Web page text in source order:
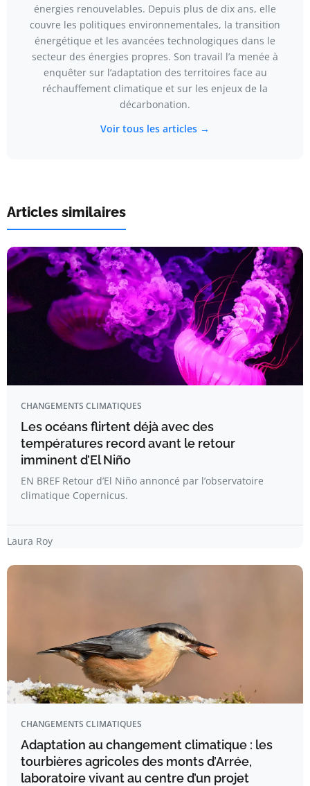
énergies renouvelables. Depuis plus de dix ans, elle
couvre les politiques environnementales, la transition
énergétique et les avancées technologiques dans le
secteur des énergies propres. Son travail l’a menée à
enquêter sur l’adaptation des territoires face au
réchauffement climatique et sur les enjeux de la
décarbonation.
Voir tous les articles →
Articles similaires
CHANGEMENTS CLIMATIQUES
Les océans flirtent déjà avec des
températures record avant le retour
imminent d’El Niño
EN BREF Retour d’El Niño annoncé par l’observatoire
climatique Copernicus.
Laura Roy
CHANGEMENTS CLIMATIQUES
Adaptation au changement climatique : les
tourbières agricoles des monts d’Arrée,
laboratoire vivant au centre d’un projet